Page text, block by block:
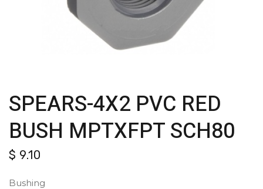
SPEARS-4X2 PVC RED
BUSH MPTXFPT SCH80
$ 9.10
Bushing